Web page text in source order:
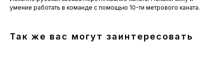
умение работать в команде с помощью 10-ти метрового каната.
Так же вас могут заинтересовать